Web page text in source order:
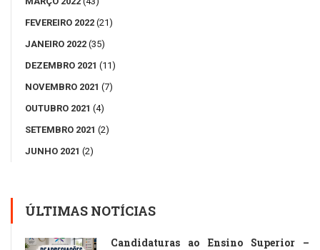
FEVEREIRO 2022 (21)
JANEIRO 2022 (35)
DEZEMBRO 2021 (11)
NOVEMBRO 2021 (7)
OUTUBRO 2021 (4)
SETEMBRO 2021 (2)
JUNHO 2021 (2)
ÚLTIMAS NOTÍCIAS
Candidaturas ao Ensino Superior –